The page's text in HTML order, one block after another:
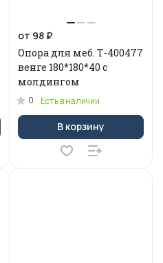
от 98 ₽
Опора для меб. Т-400477
венге 180*180*40 с
молдингом
0 Есть в наличии
В корзину